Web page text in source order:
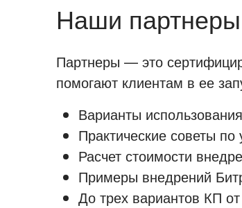
Наши партнеры
Партнеры — это
помогают клиентам в ее
Варианты
Практические советы
Расчет стоимости
Примеры внедрений
До трех вариантов КП